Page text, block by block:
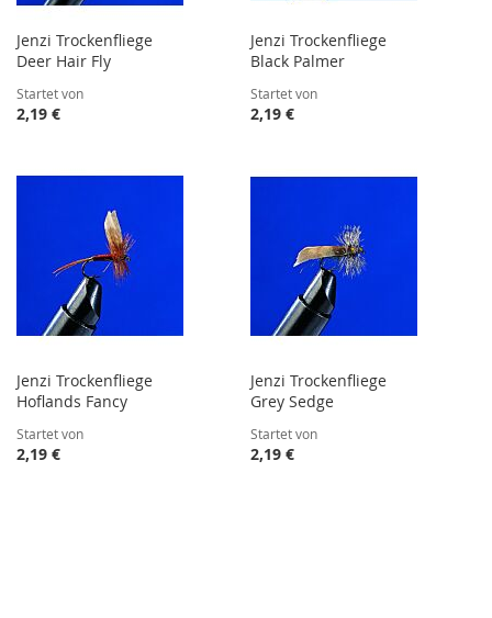
Jenzi Trockenfliege
Deer Hair Fly
Startet von
2,19 €
Jenzi Trockenfliege
Black Palmer
Startet von
2,19 €
Jenzi Trockenfliege
Hoflands Fancy
Startet von
2,19 €
Jenzi Trockenfliege
Grey Sedge
Startet von
2,19 €